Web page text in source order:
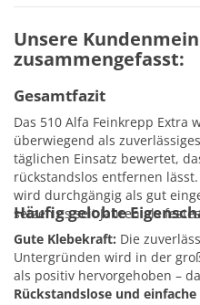
Unsere
zusammengefasst:
Gesamtfazit
Das 510 Alfa Feinkrepp Extra
überwiegend als
täglichen Einsatz bewertet,
rückstandslos entfernen
wird durchgängig als gut
setzen es seit Jahren als
Häufig gelobte
Gute Klebekraft: Die
Untergründen wird in der
als positiv hervorgehoben –
Rückstandslose und